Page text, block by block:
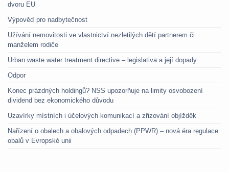
dvoru EU
Výpověď pro nadbytečnost
Užívání nemovitosti ve vlastnictví nezletilých dětí partnerem či
manželem rodiče
Urban waste water treatment directive – legislativa a její dopady
Odpor
Konec prázdných holdingů? NSS upozorňuje na limity osvobození
dividend bez ekonomického důvodu
Uzavírky místních i účelových komunikací a zřizování objížděk
Nařízení o obalech a obalových odpadech (PPWR) – nová éra regulace
obalů v Evropské unii